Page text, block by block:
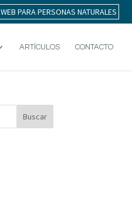
WEB PARA PERSONAS NATURALES
ARTÍCULOS CONTACTO
Buscar